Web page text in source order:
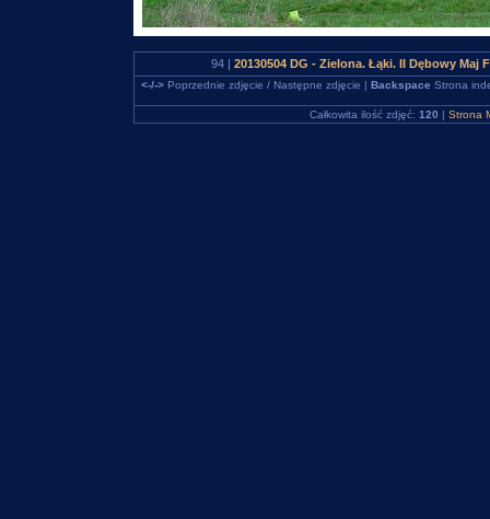
94 | 20130504 DG - Zielona. Łąki. II Dębowy
<-/->Poprzednie zdjęcie / Następne zdjęcie | Backspace Strona
Całkowita ilość zdjęć: 120 | Strona